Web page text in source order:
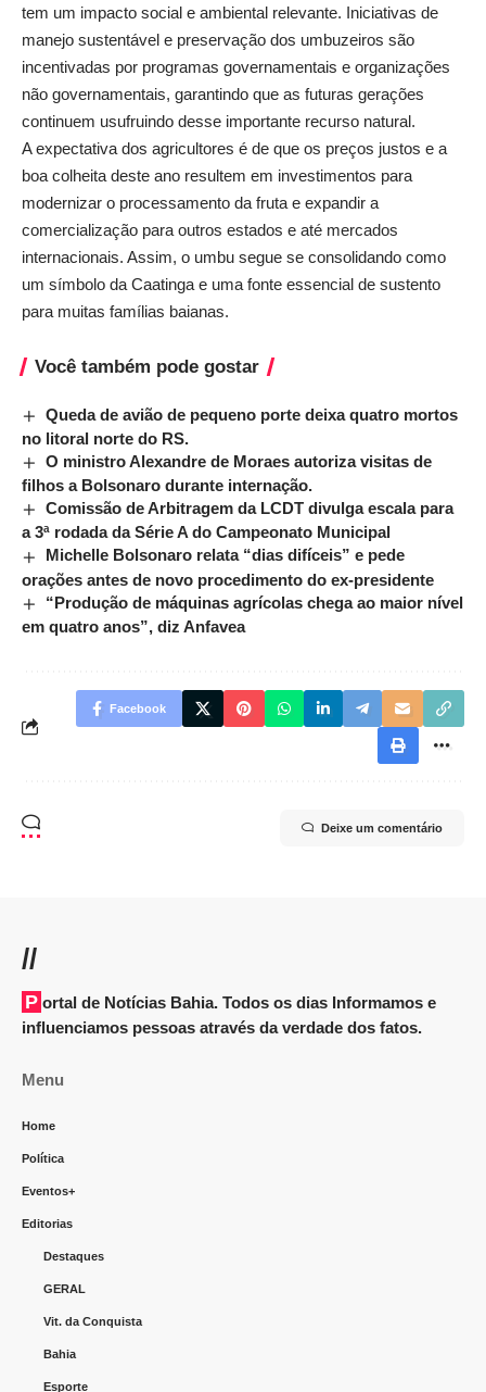
tem um impacto social e ambiental relevante. Iniciativas de
manejo sustentável e preservação dos umbuzeiros são
incentivadas por programas governamentais e organizações
não governamentais, garantindo que as futuras gerações
continuem usufruindo desse importante recurso natural.
A expectativa dos agricultores é de que os preços justos e a
boa colheita deste ano resultem em investimentos para
modernizar o processamento da fruta e expandir a
comercialização para outros estados e até mercados
internacionais. Assim, o umbu segue se consolidando como
um símbolo da Caatinga e uma fonte essencial de sustento
para muitas famílias baianas.
Você também pode gostar
Queda de avião de pequeno porte deixa quatro mortos
no litoral norte do RS.
O ministro Alexandre de Moraes autoriza visitas de
filhos a Bolsonaro durante internação.
Comissão de Arbitragem da LCDT divulga escala para
a 3ª rodada da Série A do Campeonato Municipal
Michelle Bolsonaro relata “dias difíceis” e pede
orações antes de novo procedimento do ex-presidente
“Produção de máquinas agrícolas chega ao maior nível
em quatro anos”, diz Anfavea
Facebook
Deixe um comentário
//
Portal de Notícias Bahia. Todos os dias Informamos e
influenciamos pessoas através da verdade dos fatos.
Menu
Home
Política
Eventos+
Editorias
Destaques
GERAL
Vit. da Conquista
Bahia
Esporte